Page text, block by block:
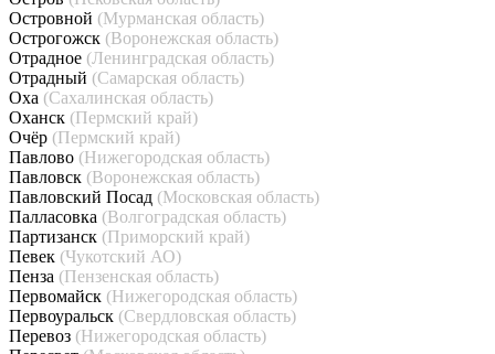
Островной (Мурманская область)
Острогожск (Воронежская область)
Отрадное (Ленинградская область)
Отрадный (Самарская область)
Оха (Сахалинская область)
Оханск (Пермский край)
Очёр (Пермский край)
Павлово (Нижегородская область)
Павловск (Воронежская область)
Павловский Посад (Московская область)
Палласовка (Волгоградская область)
Партизанск (Приморский край)
Певек (Чукотский АО)
Пенза (Пензенская область)
Первомайск (Нижегородская область)
Первоуральск (Свердловская область)
Перевоз (Нижегородская область)